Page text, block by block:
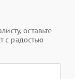
оставьте
с радостью